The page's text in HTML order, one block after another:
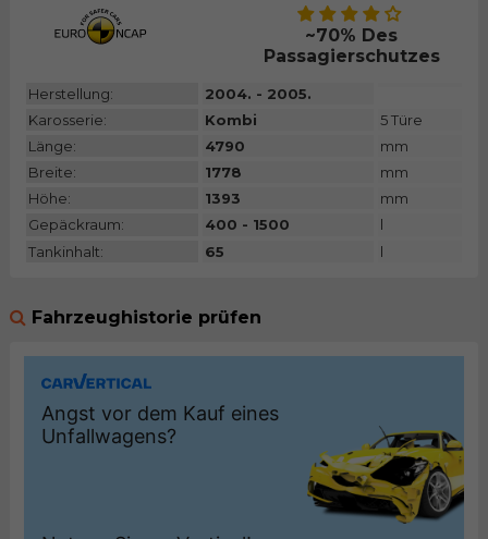
~70% Des
Passagierschutzes
Herstellung:
2004. - 2005.
Karosserie:
Kombi
5 Türe
Länge:
4790
mm
Breite:
1778
mm
Höhe:
1393
mm
Gepäckraum:
400 - 1500
l
Tankinhalt:
65 l
Fahrzeughistorie prüfen